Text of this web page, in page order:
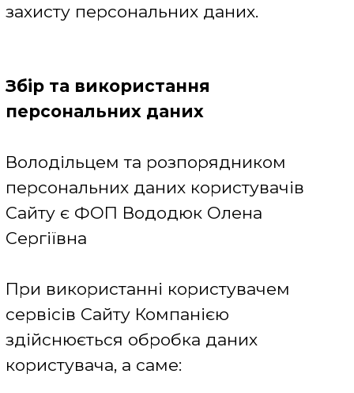
- ір-адреси;
браузерів (User-agent).
Компанія збирає тільки ті персональні
електронної пошти, номер
контактного телефону, дата
добровільно надані Вами як суб'єктом
персональних даних в цілях
згодою суб'єкта персональних даних
на обробку своїх персональних даних
Політиці мети їх обробки.